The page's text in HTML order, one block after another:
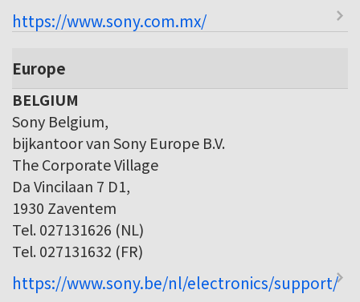
https://www.sony.com.mx/
Europe
BELGIUM
Sony Belgium,
bijkantoor van Sony Europe B.V.
The Corporate Village
Da Vincilaan 7 D1,
1930 Zaventem
Tel. 027131626 (NL)
Tel. 027131632 (FR)
https://www.sony.be/nl/electronics/support/